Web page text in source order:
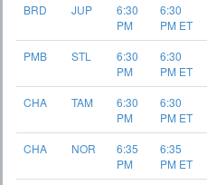
BRD
JUP
6:30
PM
6:30
PM ET
PMB
STL
6:30
PM
6:30
PM ET
CHA
TAM
6:30
PM
6:30
PM ET
CHA
NOR
6:35
PM
6:35
PM ET